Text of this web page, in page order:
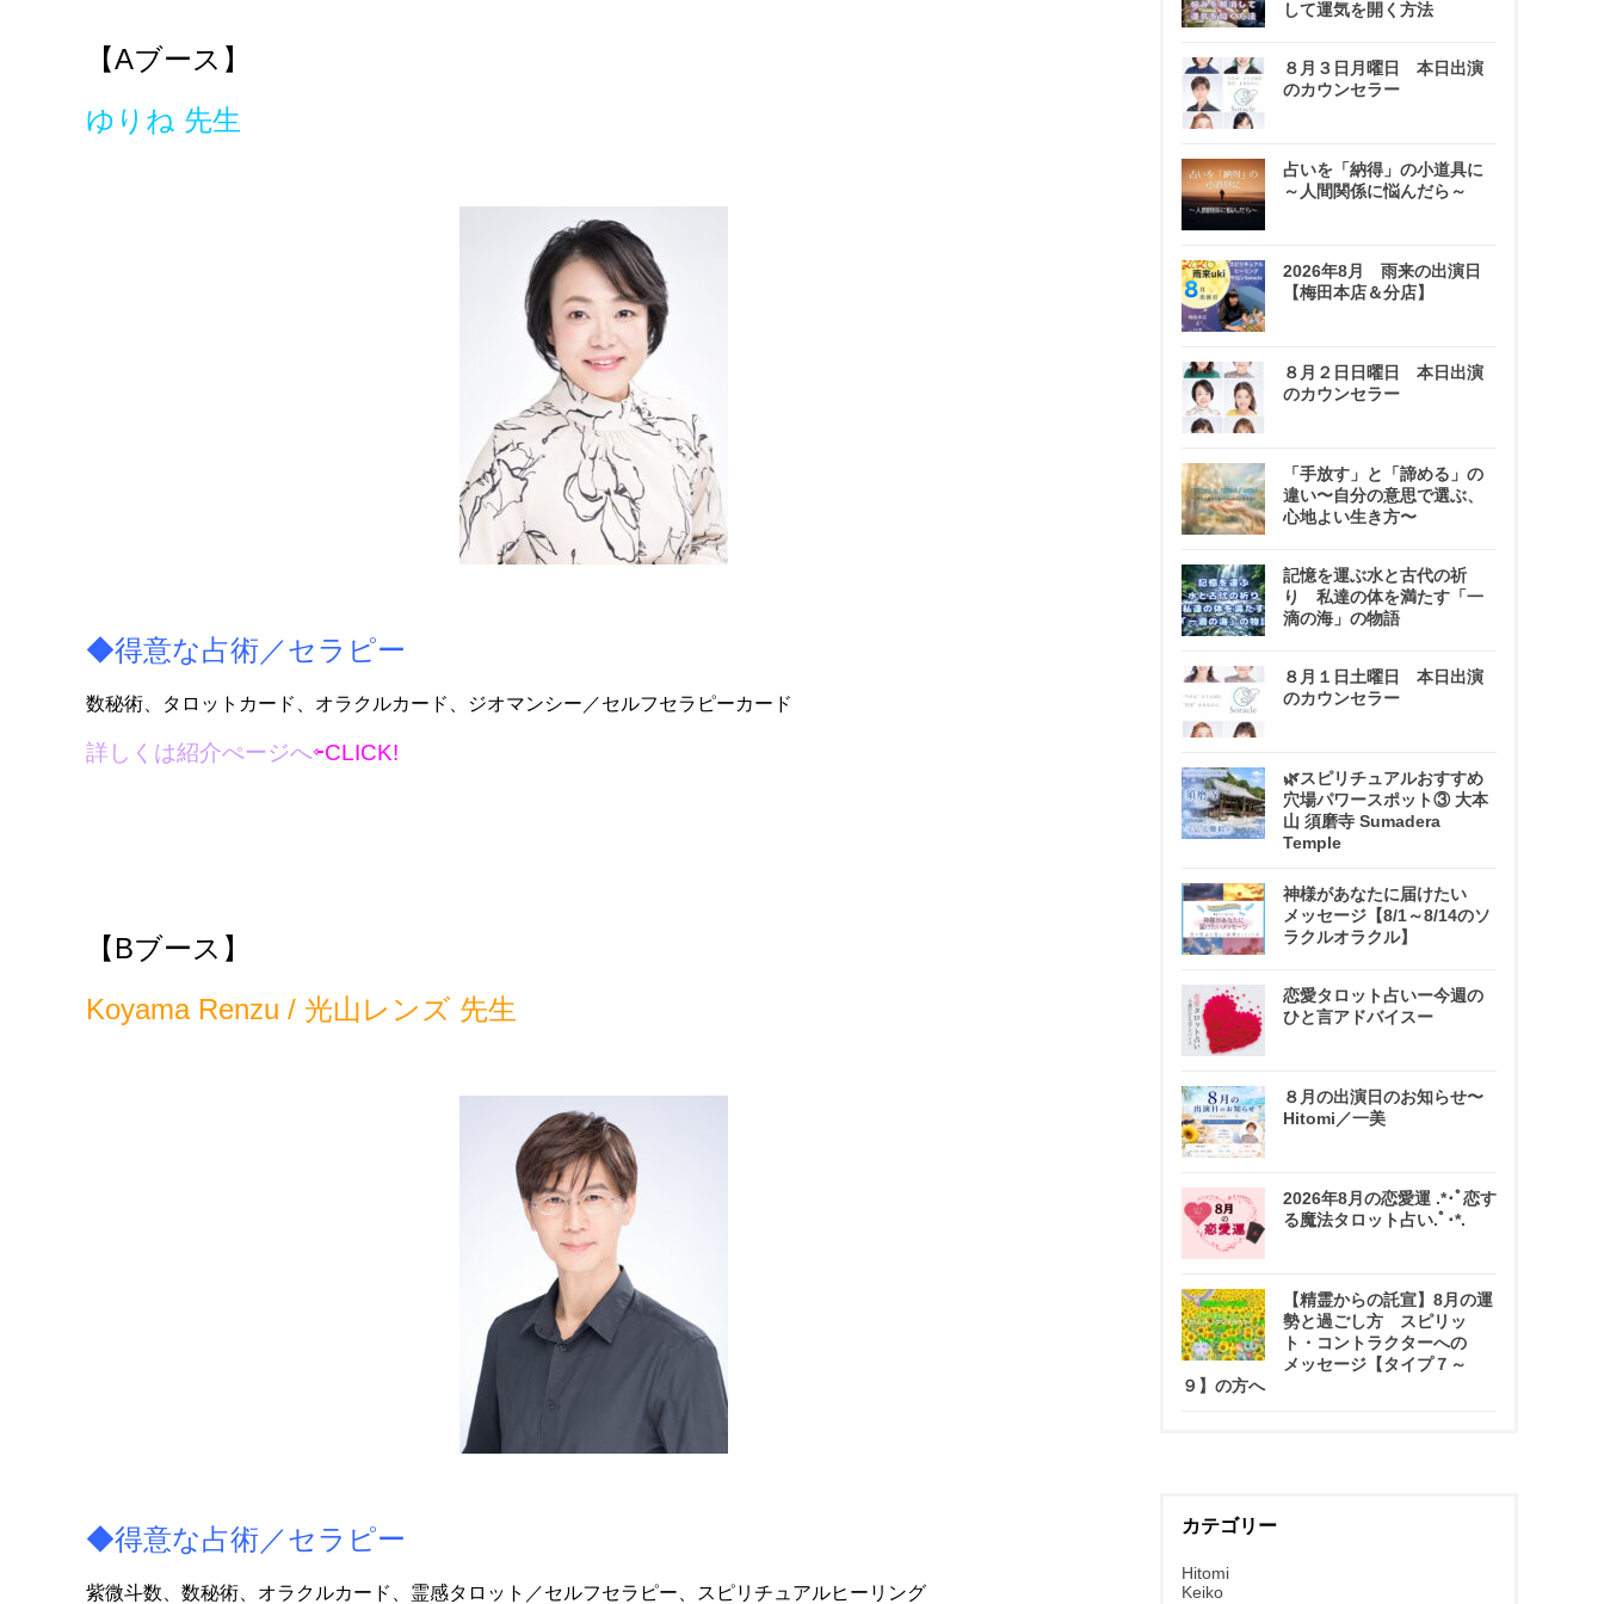
【Aブース】
ゆりね 先生
◆得意な占術／セラピー
数秘術、タロットカード、オラクルカード、ジオマンシー／セルフセラピーカード
詳しくは紹介ぺージへ⇦CLICK!
【Bブース】
Koyama Renzu / 光山レンズ 先生
◆得意な占術／セラピー
紫微斗数、数秘術、オラクルカード、霊感タロット／セルフセラピー、スピリチュアルヒーリング
して運気を開く方法
８月３日月曜日 本日出演
のカウンセラー
占いを「納得」の小道具に
～人間関係に悩んだら～
2026年8月 雨来の出演日
【梅田本店＆分店】
８月２日日曜日 本日出演
のカウンセラー
「手放す」と「諦める」の
違い〜自分の意思で選ぶ、
心地よい生き方〜
記憶を運ぶ水と古代の祈
り 私達の体を満たす「一
滴の海」の物語
８月１日土曜日 本日出演
のカウンセラー
🌿スピリチュアルおすすめ
穴場パワースポット③ 大本
山 須磨寺 Sumadera
Temple
神様があなたに届けたい
メッセージ【8/1～8/14のソ
ラクルオラクル】
恋愛タロット占いー今週の
ひと言アドバイスー
８月の出演日のお知らせ〜
Hitomi／一美
2026年8月の恋愛運 .*･ﾟ恋す
る魔法タロット占い.ﾟ･*.
【精霊からの託宣】8月の運
勢と過ごし方 スピリッ
ト・コントラクターへの
メッセージ【タイプ７～
９】の方へ
カテゴリー
Hitomi
Keiko